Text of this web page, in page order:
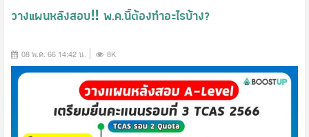
วางแผนหลังสอบ‼️ พ.ค.นี้ต้องทำอะไรบ้าง?
08 พ.ค. 66 14:42 น. 8K